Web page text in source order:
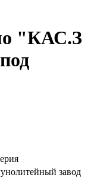
"КАС.З
завод